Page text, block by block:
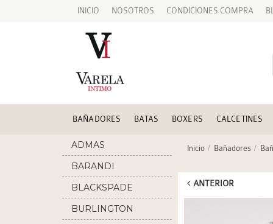
INICIO NOSOTROS CONDICIONES COMPRA
BAÑADORES BATAS BOXERS CALCETINES
ADMAS
BARANDI
BLACKSPADE
BURLINGTON
Inicio Bañadores
ANTERIOR